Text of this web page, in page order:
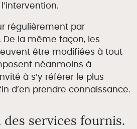
régulièrement par
De la même façon, les
être modifiées à tout
néanmoins à
à s’y référer le plus
d’en prendre connaissance.
services fournis.